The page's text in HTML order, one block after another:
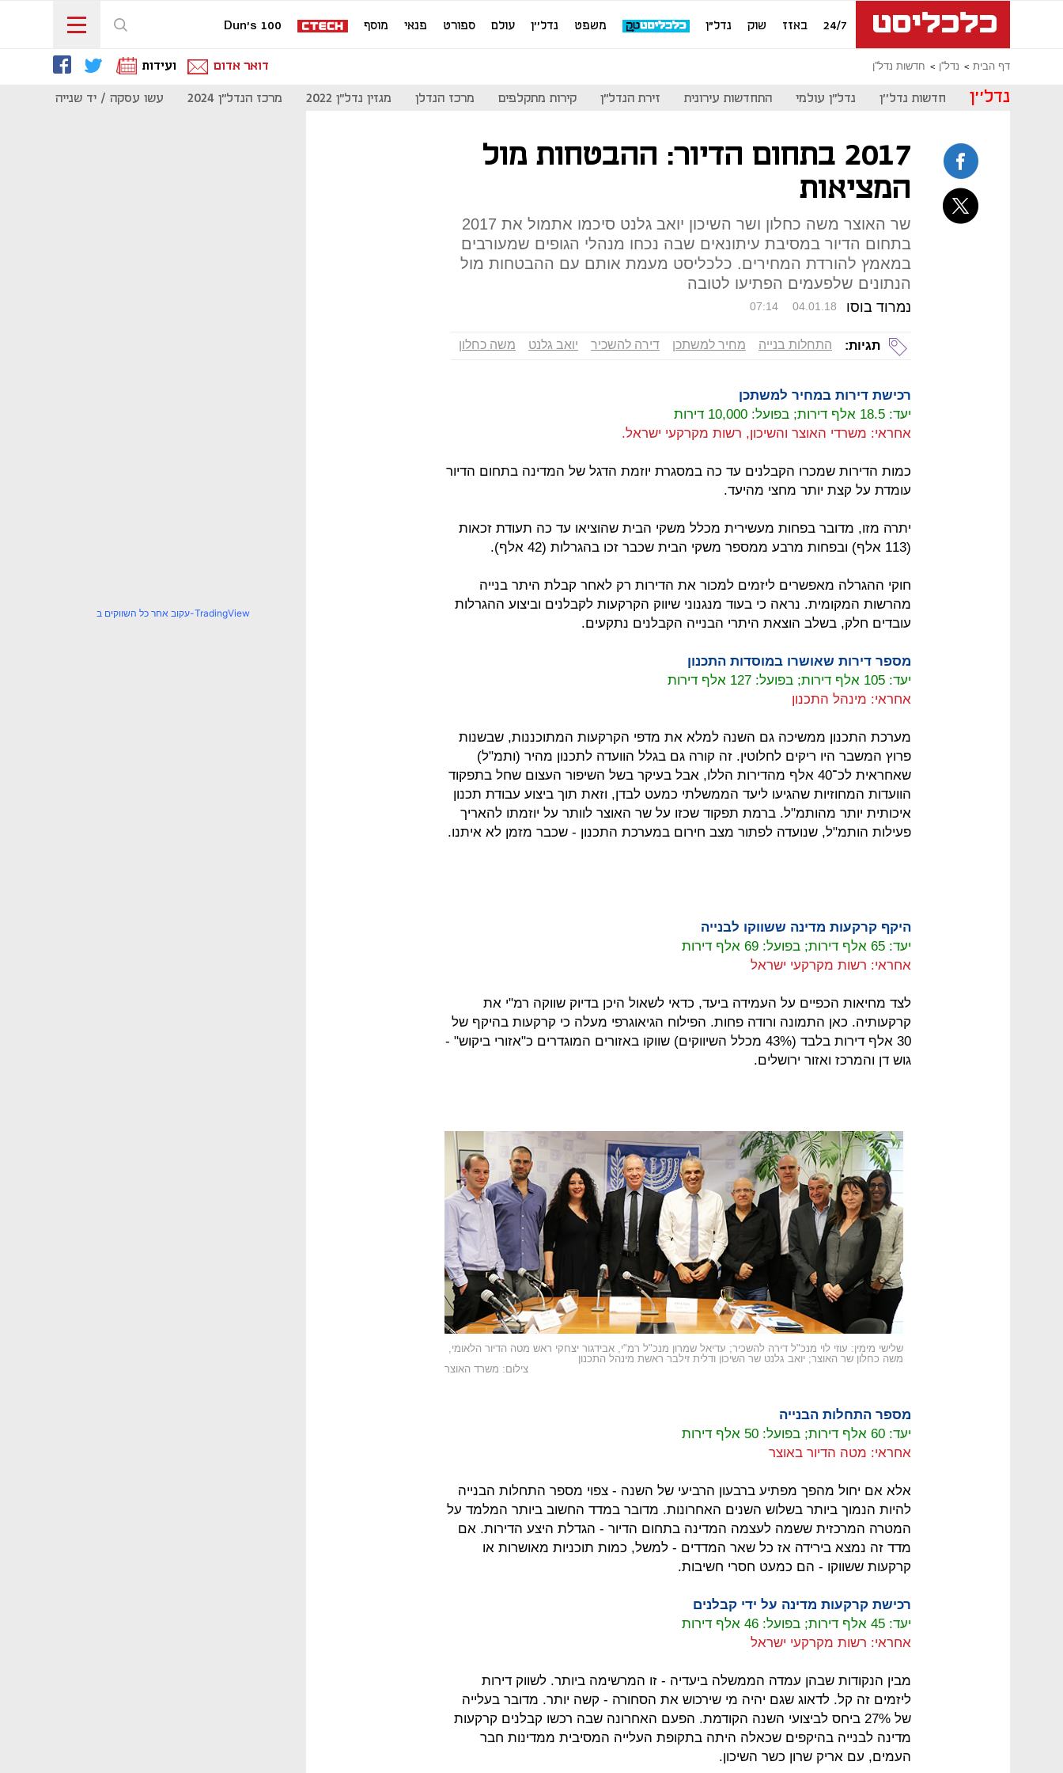
24/7 באזז שוק נדל"ן משפט נדל''ן עולם ספורט פנאי מוסף Dun's 100
דף הבית נדל''ן חדשות נדל''ן דואר אדום ועידות
נדל''ן חדשות נדל''ן נדל"ן עולמי התחדשות עירונית זירת הנדל"ן קירות מתקלפים מרכז הנדלן מגזין נדל"ן 2022 מרכז הנדל"ן 2024 עשו עסקה / יד שנייה
2017 בתחום הדיור: ההבטחות מול
המציאות
שר האוצר משה כחלון ושר השיכון יואב גלנט סיכמו אתמול את 2017
בתחום הדיור במסיבת עיתונאים שבה נכחו מנהלי הגופים שמעורבים
במאמץ להורדת המחירים. כלכליסט מעמת אותם עם ההבטחות מול
הנתונים שלפעמים הפתיעו לטובה
נמרוד בוסו 07:14 04.01.18
תגיות: התחלות בנייה מחיר למשתכן דירה להשכיר יואב גלנט משה כחלון
רכישת דירות במחיר למשתכן
יעד: 18.5 אלף דירות; בפועל: 10,000 דירות
אחראי: משרדי האוצר והשיכון, רשות מקרקעי ישראל.
כמות הדירות שמכרו הקבלנים עד כה במסגרת יוזמת הדגל של המדינה בתחום הדיור
עומדת על קצת יותר מחצי מהיעד.
יתרה מזו, מדובר בפחות מעשירית מכלל משקי הבית שהוציאו עד כה תעודת זכאות
(113 אלף) ובפחות מרבע ממספר משקי הבית שכבר זכו בהגרלות (42 אלף).
חוקי ההגרלה מאפשרים ליזמים למכור את הדירות רק לאחר קבלת היתר בנייה
מהרשות המקומית. נראה כי בעוד מנגנוני שיווק הקרקעות לקבלנים וביצוע ההגרלות
עובדים חלק, בשלב הוצאת היתרי הבנייה הקבלנים נתקעים.
מספר דירות שאושרו במוסדות התכנון
יעד: 105 אלף דירות; בפועל: 127 אלף דירות
אחראי: מינהל התכנון
מערכת התכנון ממשיכה גם השנה למלא את מדפי הקרקעות המתוכננות, שבשנות
פרוץ המשבר היו ריקים לחלוטין. זה קורה גם בגלל הוועדה לתכנון מהיר (ותמ"ל)
שאחראית לכ־40 אלף מהדירות הללו, אבל בעיקר בשל השיפור העצום שחל בתפקוד
הוועדות המחוזיות שהגיעו ליעד הממשלתי כמעט לבדן, וזאת תוך ביצוע עבודת תכנון
איכותית יותר מהותמ"ל. ברמת תפקוד שכזו על שר האוצר לוותר על יוזמתו להאריך
פעילות הותמ"ל, שנועדה לפתור מצב חירום במערכת התכנון - שכבר מזמן לא איתנו.
היקף קרקעות מדינה ששווקו לבנייה
יעד: 65 אלף דירות; בפועל: 69 אלף דירות
אחראי: רשות מקרקעי ישראל
לצד מחיאות הכפיים על העמידה ביעד, כדאי לשאול היכן בדיוק שווקה רמ"י את
קרקעותיה. כאן התמונה ורודה פחות. הפילוח הגיאוגרפי מעלה כי קרקעות בהיקף של
30 אלף דירות בלבד (43% מכלל השיווקים) שווקו באזורים המוגדרים כ"אזורי ביקוש" -
גוש דן והמרכז ואזור ירושלים.
שלישי מימין: עוזי לוי מנכ"ל דירה להשכיר; עדיאל שמרון מנכ"ל רמ"י, אבידגור יצחקי ראש מטה הדיור הלאומי,
משה כחלון שר האוצר; יואב גלנט שר השיכון ודלית זילבר ראשת מינהל התכנון
צילום: משרד האוצר
מספר התחלות הבנייה
יעד: 60 אלף דירות; בפועל: 50 אלף דירות
אחראי: מטה הדיור באוצר
אלא אם יחול מהפך מפתיע ברבעון הרביעי של השנה - צפוי מספר התחלות הבנייה
להיות הנמוך ביותר בשלוש השנים האחרונות. מדובר במדד החשוב ביותר המלמד על
המטרה המרכזית ששמה לעצמה המדינה בתחום הדיור - הגדלת היצע הדירות. אם
מדד זה נמצא בירידה אז כל שאר המדדים - למשל, כמות תוכניות מאושרות או
קרקעות ששווקו - הם כמעט חסרי חשיבות.
רכישת קרקעות מדינה על ידי קבלנים
יעד: 45 אלף דירות; בפועל: 46 אלף דירות
אחראי: רשות מקרקעי ישראל
מבין הנקודות שבהן עמדה הממשלה ביעדיה - זו המרשימה ביותר. לשווק דירות
ליזמים זה קל. לדאוג שגם יהיה מי שירכוש את הסחורה - קשה יותר. מדובר בעלייה
של 27% ביחס לביצועי השנה הקודמת. הפעם האחרונה שבה רכשו קבלנים קרקעות
מדינה לבנייה בהיקפים שכאלה היתה בתקופת העלייה המסיבית ממדינות חבר
העמים, עם אריק שרון כשר השיכון.
עקוב אחר כל השווקים ב-TradingView